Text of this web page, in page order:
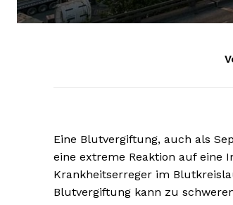
Eine Blutvergiftung, auch als
eine extreme Reaktion auf eine
Krankheitserreger im
Blutvergiftung kann zu